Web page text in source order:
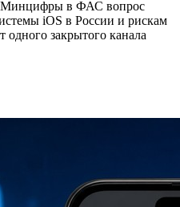
Минцифры в ФАС вопрос
iOS в России и рискам
одного закрытого канала